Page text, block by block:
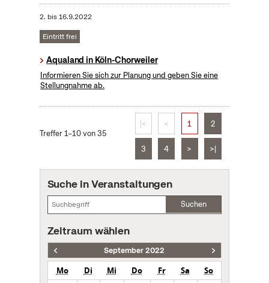
2. bis16.9.2022
Eintritt frei
Aqualand in Köln-Chorweiler
Informieren Sie sich zur Planung und geben Sie eine
Stellungnahme ab.
Treffer 1–10 von 35
|< < 1 2
3 4 > >|
Suche in Veranstaltungen
Suchen
Zeitraum wählen
September 2022
Mo Di Mi Do Fr Sa
So